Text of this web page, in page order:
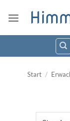
Inhalt
Start /